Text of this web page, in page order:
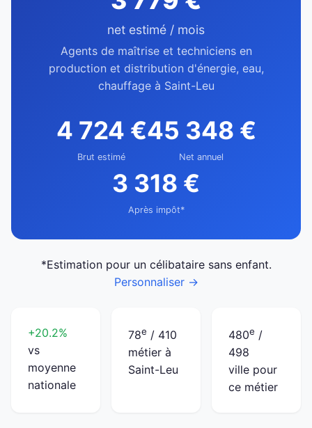
net estimé / mois
Agents de maîtrise et techniciens en
production et distribution d'énergie, eau,
chauffage à Saint-Leu
4 724 €
Brut estimé
45 348 €
Net annuel
3 318 €
Après impôt*
*Estimation pour un célibataire sans enfant.
Personnaliser →
+20.2%
vs
moyenne
nationale
78e / 410
métier à
Saint-Leu
480e /
498
ville pour
ce métier